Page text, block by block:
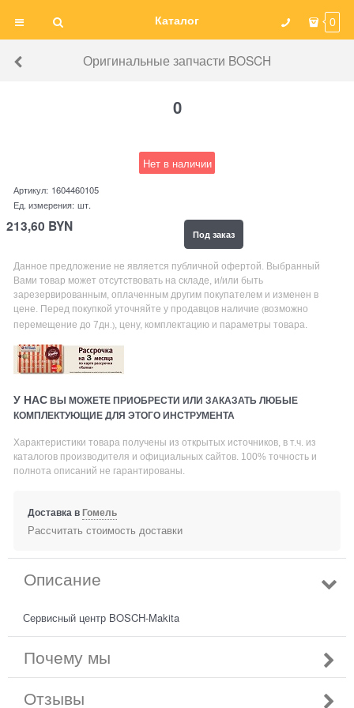
Каталог 0
Оригинальные запчасти BOSCH
0
Нет в наличии
Артикул: 1604460105
Ед. измерения: шт.
213,60 BYN Под заказ
Данное предложение не является публичной офертой. Выбранный
Вами товар может отсутствовать на складе, и/или быть
зарезервированным, оплаченным другим покупателем и изменен в
цене. Перед покупкой уточняйте у продавцов наличие(возможно
перемещение до 7дн .) , цену, комплектацию и параметры товара.
У НАС ВЫ МОЖЕТЕ ПРИОБРЕСТИ ИЛИ ЗАКАЗАТЬ ЛЮБЫЕ
КОМПЛЕКТУЮЩИЕ ДЛЯ ЭТОГО ИНСТРУМЕНТА
Характеристики товара получены из открытых источников, в т.ч. из
каталогов производителя и официальных сайтов. 100% точность и
полнота описаний не гарантированы.
Доставка вГомель
Рассчитать стоимость доставки
Описание
Сервисный центр BOSCH-Makita
Почему мы
Отзывы